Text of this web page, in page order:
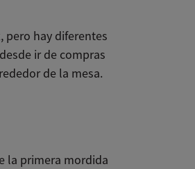
pero hay diferentes
ir de compras
de la mesa.
la primera mordida